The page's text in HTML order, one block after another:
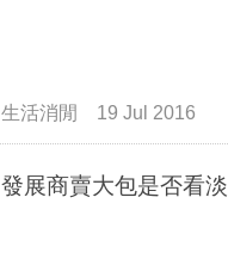
生活消閒 19 Jul 2016
發展商賣大包是否看淡